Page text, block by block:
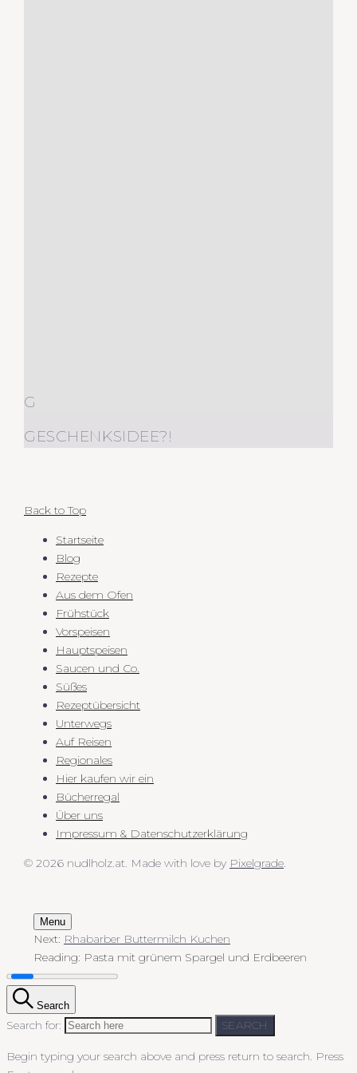
G
GESCHENKSIDEE?!
Back to Top
Startseite
Blog
Rezepte
Aus dem Ofen
Frühstück
Vorspeisen
Hauptspeisen
Saucen und Co.
Süßes
Rezeptübersicht
Unterwegs
Auf Reisen
Regionales
Hier kaufen wir ein
Bücherregal
Über uns
Impressum & Datenschutzerklärung
© 2026 nudlholz.at. Made with love by Pixelgrade.
Menu
Next: Rhabarber Buttermilch Kuchen
Reading: Pasta mit grünem Spargel und Erdbeeren
Search
Search for: SEARCH
Begin typing your search above and press return to search. Press